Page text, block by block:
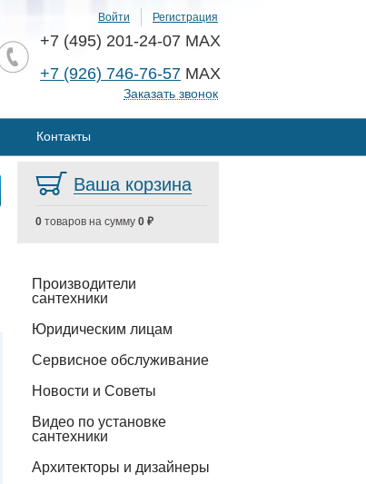
Войти Регистрация
+7 (495) 201-24-07 MAX
+7 (926) 746-76-57 MAX
Заказать звонок
Контакты
Ваша корзина
0 товаров на сумму 0 ₽
Производители
сантехники
Юридическим лицам
Сервисное обслуживание
Новости и Советы
Видео по установке
сантехники
Архитекторы и дизайнеры